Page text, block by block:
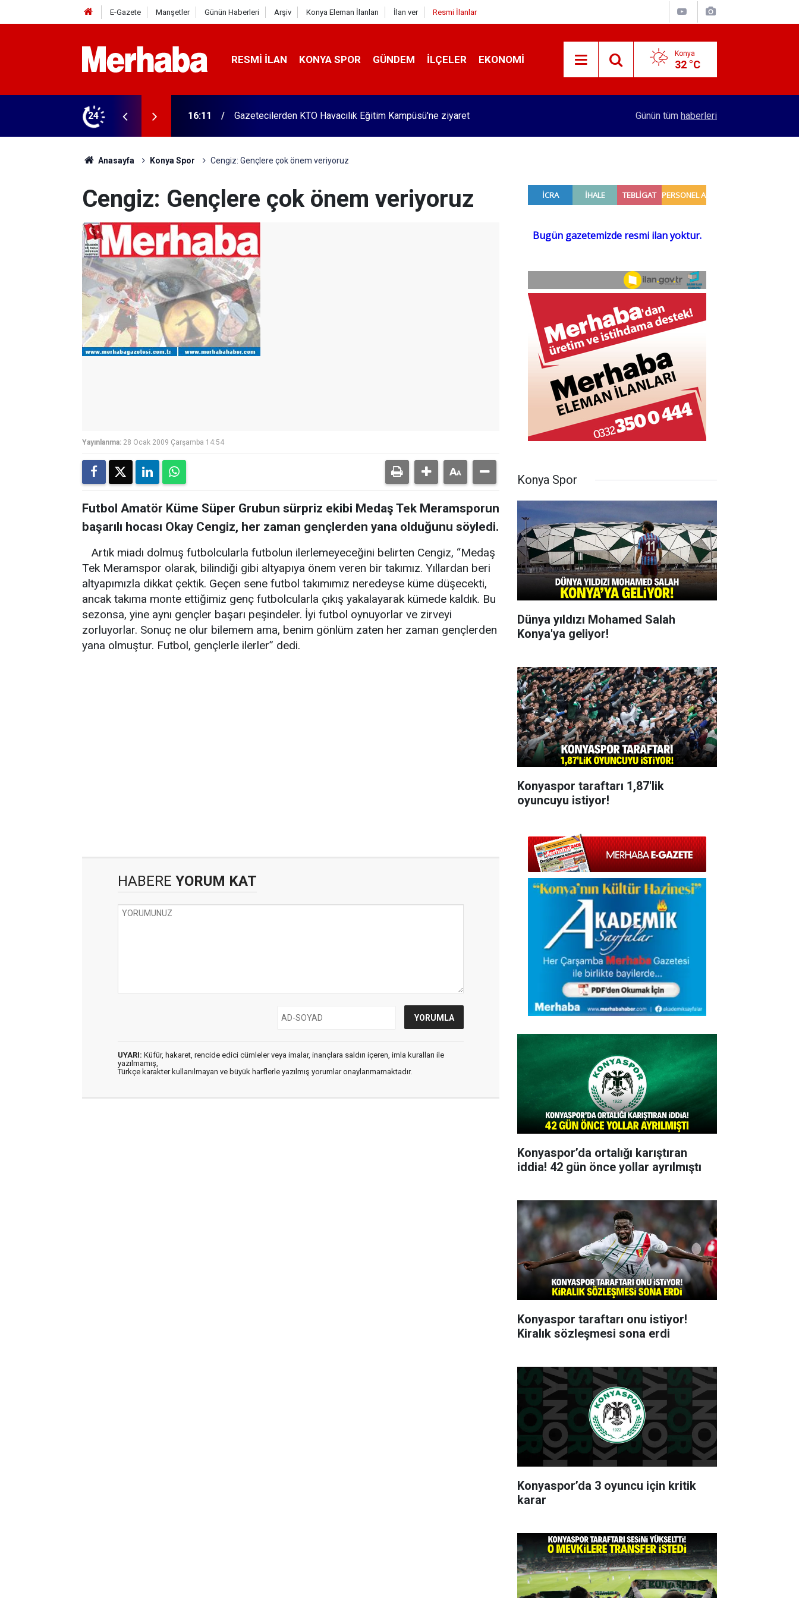
E-Gazete Manşetler Günün Haberleri Arşiv Konya Eleman İlanları İlan ver Resmi İlanlar
RESMI İLAN KONYA SPOR GÜNDEM İLÇELER EKONOMI Konya
32 °C
24
Kampüsü'ne ziyaret 15:45 Başkan Pekyatırmacı’dan esnaf ziyareti Konyalı patron 70 bin TL maaşla personel
Günün tüm haberleri
Anasayfa Konya Spor Cengiz: Gençlere çok önem veriyoruz
Cengiz: Gençlere çok önem veriyoruz
Yayınlanma: 28 Ocak 2009 Çarşamba 14:54
Futbol Amatör Küme Süper Grubun sürpriz ekibi Medaş Tek Meramsporun
başarılı hocası Okay Cengiz, her zaman gençlerden yana olduğunu söyledi.
Artık miadı dolmuş futbolcularla futbolun ilerlemeyeceğini belirten Cengiz, “Medaş
Tek Meramspor olarak, bilindiği gibi altyapıya önem veren bir takımız. Yıllardan beri
altyapımızla dikkat çektik. Geçen sene futbol takımımız neredeyse küme düşecekti,
ancak takıma monte ettiğimiz genç futbolcularla çıkış yakalayarak kümede kaldık. Bu
sezonsa, yine aynı gençler başarı peşindeler. İyi futbol oynuyorlar ve zirveyi
zorluyorlar. Sonuç ne olur bilemem ama, benim gönlüm zaten her zaman gençlerden
yana olmuştur. Futbol, gençlerle ilerler” dedi.
HABERE YORUM KAT
UYARI: Küfür, hakaret, rencide edici cümleler veya imalar, inançlara saldırı içeren, imla kuralları ile
yazılmamış,
Türkçe karakter kullanılmayan ve büyük harflerle yazılmış yorumlar onaylanmamaktadır.
Konya Spor
Dünya yıldızı Mohamed Salah
Konya'ya geliyor!
Konyaspor taraftarı 1,87'lik
oyuncuyu istiyor!
Konyaspor’da ortalığı karıştıran
iddia! 42 gün önce yollar ayrılmıştı
Konyaspor taraftarı onu istiyor!
Kiralık sözleşmesi sona erdi
Konyaspor’da 3 oyuncu için kritik
karar